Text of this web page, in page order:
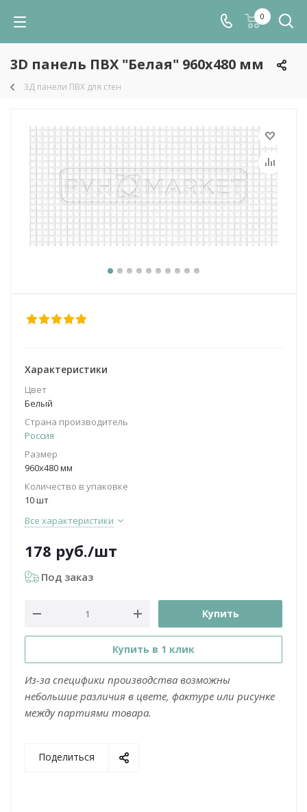
0
3D панель ПВХ "Белая" 960x480 мм
3Д панели ПВХ для стен
Характеристики
Цвет
Белый
Страна производитель
Россия
Размер
960x480 мм
Количество в упаковке
10 шт
Все характеристики
178 руб./шт
Под заказ
Купить
Купить в 1 клик
Из-за специфики производства возможны
небольшие различия в цвете, фактуре или рисунке
между партиями товара.
Поделиться